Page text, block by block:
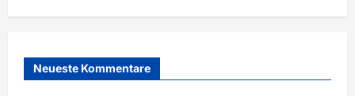
Neueste Kommentare